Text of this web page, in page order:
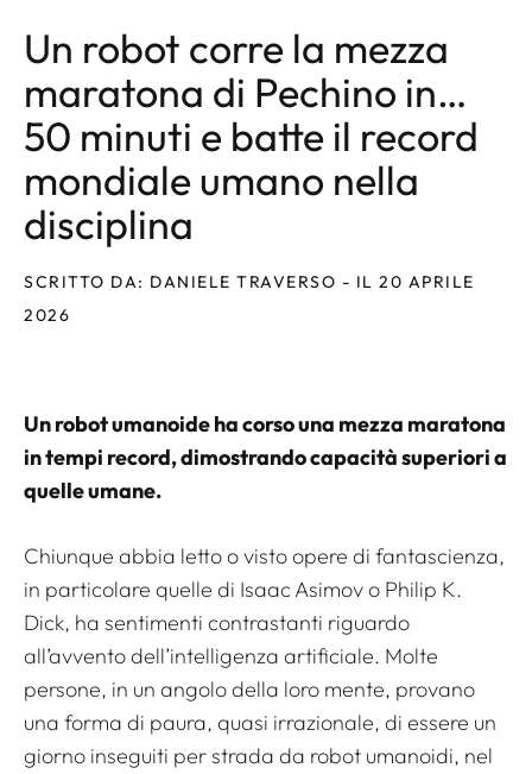
Un robot corre la mezza
maratona di Pechino in…
50 minuti e batte il record
mondiale umano nella
disciplina
SCRITTO DA: DANIELE TRAVERSO - IL 20 APRILE
2026
Un robot umanoide ha corso una mezza maratona
in tempi record, dimostrando capacità superiori a
quelle umane.
Chiunque abbia letto o visto opere di fantascienza,
in particolare quelle di Isaac Asimov o Philip K.
Dick, ha sentimenti contrastanti riguardo
all’avvento dell’intelligenza artificiale. Molte
persone, in un angolo della loro mente, provano
una forma di paura, quasi irrazionale, di essere un
giorno inseguiti per strada da robot umanoidi, nel